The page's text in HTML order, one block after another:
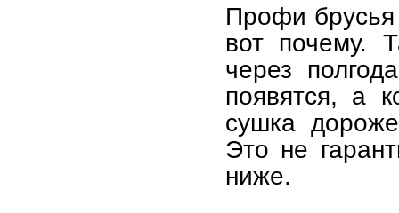
Профи брусья
вот почему.
через
появятся, а
сушка
Это не
ниже.